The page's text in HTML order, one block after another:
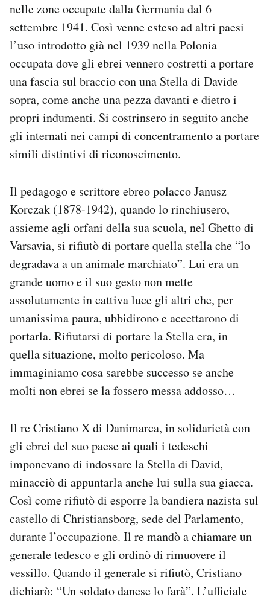
nelle zone occupate dalla Germania dal 6
settembre 1941. Così venne esteso ad altri paesi
l’uso introdotto già nel 1939 nella Polonia
occupata dove gli ebrei vennero costretti a portare
una fascia sul braccio con una Stella di Davide
sopra, come anche una pezza davanti e dietro i
propri indumenti. Si costrinsero in seguito anche
gli internati nei campi di concentramento a portare
simili distintivi di riconoscimento.
Il pedagogo e scrittore ebreo polacco Janusz
Korczak (1878-1942), quando lo rinchiusero,
assieme agli orfani della sua scuola, nel Ghetto di
Varsavia, si rifiutò di portare quella stella che “lo
degradava a un animale marchiato”. Lui era un
grande uomo e il suo gesto non mette
assolutamente in cattiva luce gli altri che, per
umanissima paura, ubbidirono e accettarono di
portarla. Rifiutarsi di portare la Stella era, in
quella situazione, molto pericoloso. Ma
immaginiamo cosa sarebbe successo se anche
molti non ebrei se la fossero messa addosso…
Il re Cristiano X di Danimarca, in solidarietà con
gli ebrei del suo paese ai quali i tedeschi
imponevano di indossare la Stella di David,
minacciò di appuntarla anche lui sulla sua giacca.
Così come rifiutò di esporre la bandiera nazista sul
castello di Christiansborg, sede del Parlamento,
durante l’occupazione. Il re mandò a chiamare un
generale tedesco e gli ordinò di rimuovere il
vessillo. Quando il generale si rifiutò, Cristiano
dichiarò: “Un soldato danese lo farà”. L’ufficiale